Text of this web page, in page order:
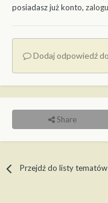
posiadasz już konto,
Dodaj odpowiedź
Share
Przejdź do listy tematów